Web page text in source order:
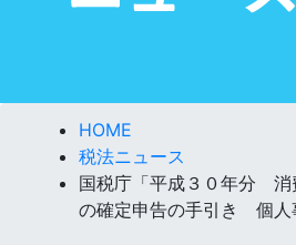
HOME
税法ニュース
国税庁「平成３０年分 消
の確定申告の手引き 個人